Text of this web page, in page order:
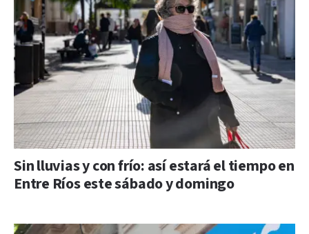
Sin lluvias y con frío: así estará el tiempo en
Entre Ríos este sábado y domingo